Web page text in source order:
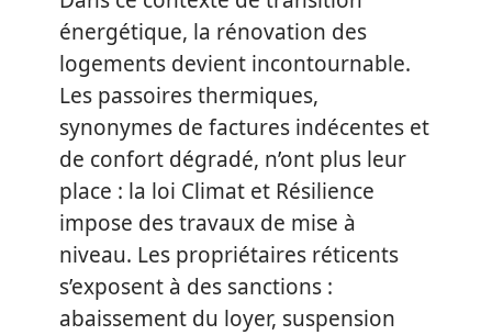
énergétique, la rénovation des
logements devient incontournable.
Les passoires thermiques,
synonymes de factures indécentes et
de confort dégradé, n’ont plus leur
place : la loi Climat et Résilience
impose des travaux de mise à
niveau. Les propriétaires réticents
s’exposent à des sanctions :
abaissement du loyer, suspension